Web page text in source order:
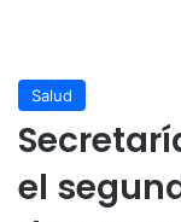
Salud
el